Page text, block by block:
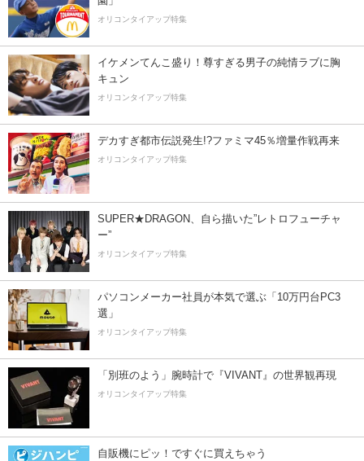
オリコンタイアップ特集
イケメンてんこ盛り！尊すぎる男子の純情ラブに胸
キュン
オリコンタイアップ特集
デカすぎ都市伝説発生!?ファミマ45％増量作戦再来
オリコンタイアップ特集
SUPER★DRAGON、自ら描いた”レトロフューチャ
ー”
オリコンタイアップ特集
パソコンメーカー社員が本気で選ぶ「10万円台PC3
選」
オリコンタイアップ特集
「別班のよう」腕時計で『VIVANT』の世界観再現
オリコンタイアップ特集
自販機にピッ！ですぐに買えちゃう